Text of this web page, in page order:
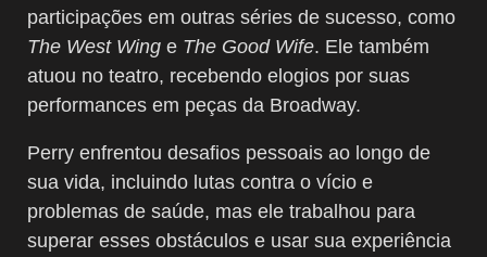
participações em outras séries de sucesso, como
The West Wing e The Good Wife. Ele também
atuou no teatro, recebendo elogios por suas
performances em peças da Broadway.
Perry enfrentou desafios pessoais ao longo de
sua vida, incluindo lutas contra o vício e
problemas de saúde, mas ele trabalhou para
superar esses obstáculos e usar sua experiência